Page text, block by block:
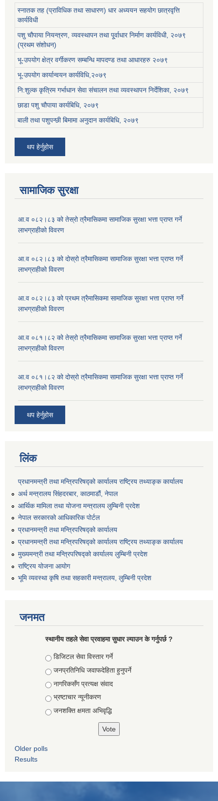
स्नातक तह (प्राविधिक तथा साधारण) धार अध्ययन सहयोग छात्रवृत्ति
कार्यविधी
पशु चौपाया नियन्त्रण, व्यवस्थापन तथा पू्र्वाधार निर्माण कार्यविधी, २०७९
(प्रथम संशोधन)
भू-उपयोग क्षेत्र वर्गीकरण सम्बन्धि मापदण्ड तथा आधारहरु २०७९
भू-उपयोग कार्यान्वयन कार्यविधि,२०७९
नि:शुल्क कृत्रिम गर्भाधान सेवा संचालन तथा व्यवस्थापन निर्देशिका, २०७९
छाडा पशु चौपाया कार्यबिधि, २०७९
बाली तथा पशुपन्छी बिमामा अनुदान कार्यबिधि, २०७९
थप हेर्नुहोस
सामाजिक सुरक्षा
आ.व ०८२।८३ को तेस्रो त्रैमासिकमा सामाजिक सुरक्षा भत्ता प्राप्त गर्ने
लाभग्राहीको विवरण
आ.व ०८२।८३ को दोस्रो त्रैमासिकमा सामाजिक सुरक्षा भत्ता प्राप्त गर्ने
लाभग्राहीको विवरण
आ.व ०८२।८३ को प्रथम त्रैमासिकमा सामाजिक सुरक्षा भत्ता प्राप्त गर्ने
लाभग्राहीको विवरण
आ.व ०८१।८२ को तेस्रो त्रैमासिकमा सामाजिक सुरक्षा भत्ता प्राप्त गर्ने
लाभग्राहीको विवरण
आ.व ०८१।८२ को दोस्रो त्रैमासिकमा सामाजिक सुरक्षा भत्ता प्राप्त गर्ने
लाभग्राहीको विवरण
थप हेर्नुहोस
लिंक
प्रधानमन्त्री तथा मन्त्रिपरिषद्को कार्यालय राष्ट्रिय तथ्याङ्क कार्यालय
अर्थ मन्त्रालय सिंहदरबार, काठमाडौं, नेपाल
आर्थिक मामिला तथा योजना मन्त्रालय लुम्बिनी प्रदेश
नेपाल सरकारको आधिकारिक पोर्टल
प्रधानमन्त्री तथा मन्त्रिपरिषद्को कार्यालय
प्रधानमन्त्री तथा मन्त्रिपरिषद्को कार्यालय राष्ट्रिय तथ्याङ्क कार्यालय
मुख्यमन्त्री तथा मन्त्रिपरिषद्को कार्यालय लुम्बिनी प्रदेश
राष्ट्रिय योजना आयोग
भूमि व्यवस्था कृषि तथा सहकारी मन्त्रालय, लुम्बिनी प्रदेश
जनमत
स्थानीय तहले सेवा प्रवाहमा सुधार ल्याउन के गर्नुपर्छ ?
Choices
डिजिटल सेवा विस्तार गर्ने
जनप्रतिनिधि जवाफदेहिता हुनुपर्ने
नागरिकसँग प्रत्यक्ष संवाद
भ्रष्टाचार न्यूनीकरण
जनशक्ति क्षमता अभिवृद्धि
Older polls
Results